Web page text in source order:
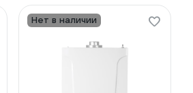
Нет в наличии